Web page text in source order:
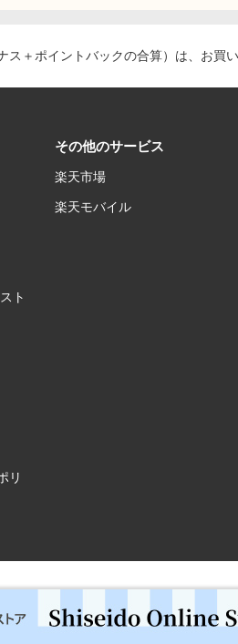
ス＋ポイントバックの合算）は、お買
ト
リ
その他のサービス
楽天市場
楽天モバイル